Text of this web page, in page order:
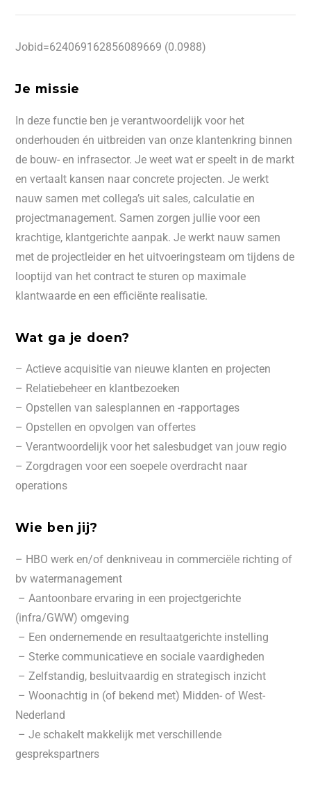
Jobid=624069162856089669 (0.0988)
Je missie
In deze functie ben je verantwoordelijk voor het
onderhouden én uitbreiden van onze klantenkring binnen
de bouw- en infrasector. Je weet wat er speelt in de markt
en vertaalt kansen naar concrete projecten. Je werkt
nauw samen met collega’s uit sales, calculatie en
projectmanagement. Samen zorgen jullie voor een
krachtige, klantgerichte aanpak. Je werkt nauw samen
met de projectleider en het uitvoeringsteam om tijdens de
looptijd van het contract te sturen op maximale
klantwaarde en een efficiënte realisatie.
Wat ga je doen?
– Actieve acquisitie van nieuwe klanten en projecten
– Relatiebeheer en klantbezoeken
– Opstellen van salesplannen en -rapportages
– Opstellen en opvolgen van offertes
– Verantwoordelijk voor het salesbudget van jouw regio
– Zorgdragen voor een soepele overdracht naar
operations
Wie ben jij?
– HBO werk en/of denkniveau in commerciële richting of
bv watermanagement
– Aantoonbare ervaring in een projectgerichte
(infra/GWW) omgeving
– Een ondernemende en resultaatgerichte instelling
– Sterke communicatieve en sociale vaardigheden
– Zelfstandig, besluitvaardig en strategisch inzicht
– Woonachtig in (of bekend met) Midden- of West-
Nederland
– Je schakelt makkelijk met verschillende
gesprekspartners